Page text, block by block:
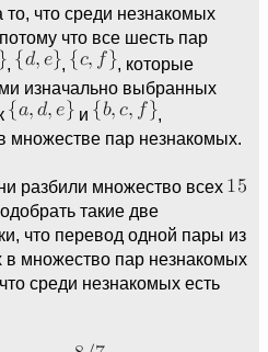
то, что среди незнакомых
что все шесть пар
, которые
изначально выбранных
и
множестве пар незнакомых.
разбили множество всех
такие две
что перевод одной пары из
множество пар незнакомых
среди незнакомых есть